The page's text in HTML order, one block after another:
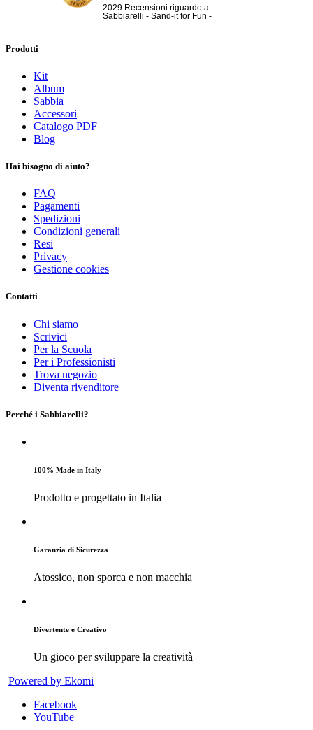
2029 Recensioni riguardo a
Sabbiarelli - Sand-it for Fun -
Prodotti
Kit
Album
Sabbia
Accessori
Catalogo PDF
Blog
Hai bisogno di aiuto?
FAQ
Pagamenti
Spedizioni
Condizioni generali
Resi
Privacy
Gestione cookies
Contatti
Chi siamo
Scrivici
Per la Scuola
Per i Professionisti
Trova negozio
Diventa rivenditore
Perché i Sabbiarelli?
100% Made in Italy
Prodotto e progettato in Italia
Garanzia di Sicurezza
Atossico, non sporca e non macchia
Divertente e Creativo
Un gioco per sviluppare la creatività
Powered by Ekomi
Facebook
YouTube